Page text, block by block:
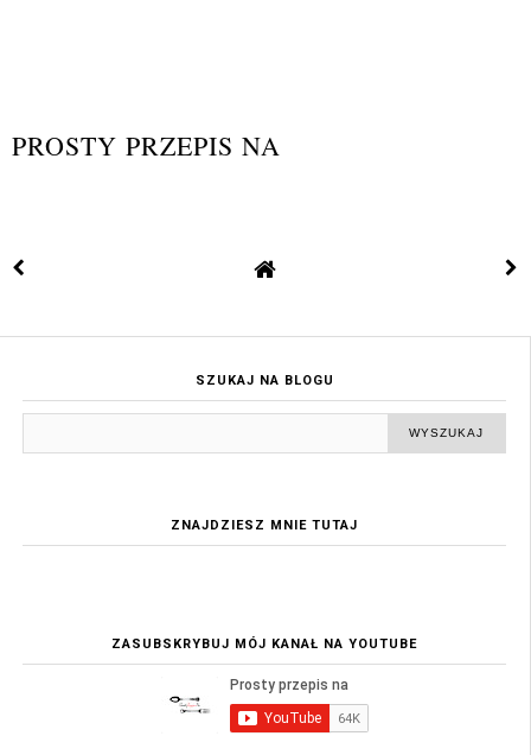
PROSTY PRZEPIS NA
SZUKAJ NA BLOGU
ZNAJDZIESZ MNIE TUTAJ
ZASUBSKRYBUJ MÓJ KANAŁ NA YOUTUBE